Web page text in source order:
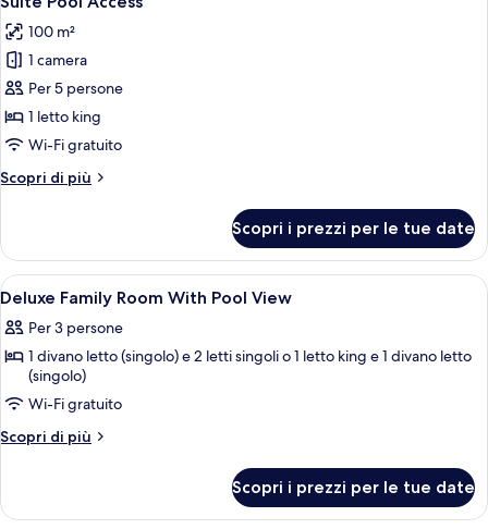
tutte
le
foto
per
Suite
Pool
100 m²
1 camera
Per 5 persone
1 letto king
Wi-Fi gratuito
Scopri di più
Altri
Pool
Access
Scopri i prezzi per le tue date
Apri
tutte
le
foto
per
Deluxe
Family
Pool
Una camera d'albergo moderna
9
Deluxe Family Room With Pool View
Per 3 persone
1 divano letto (singolo) e 2 letti singoli o 1 letto king e 1 divano letto
(singolo)
Wi-Fi gratuito
Scopri di più
Altri
Family
Scopri i prezzi per le tue date